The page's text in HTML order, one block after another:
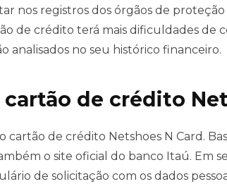
nos registros dos órgãos de proteção
de crédito terá mais dificuldades de
analisados no seu histórico financeiro.
de crédito
cartão de crédito Netshoes N Card.
o site oficial do banco Itaú. Em
de solicitação com os dados